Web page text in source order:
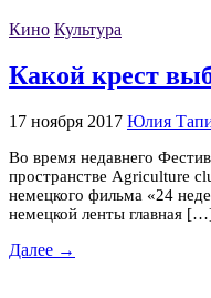
Кино Культура
Какой крест
17 ноября 2017 Юлия
Во время недавнего
пространстве Agriculture
немецкого фильма «24
немецкой ленты главная
Далее →